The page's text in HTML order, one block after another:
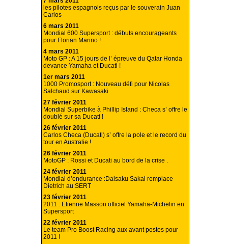
les pilotes espagnols reçus par le souverain Juan
Carlos
6 mars 2011
Mondial 600 Supersport : débuts encourageants
pour Florian Marino !
4 mars 2011
Moto GP : A 15 jours de l’ épreuve du Qatar Honda
devance Yamaha et Ducati !
1er mars 2011
1000 Promosport : Nouveau défi pour Nicolas
Salchaud sur Kawasaki
27 février 2011
Mondial Superbike à Phillip Island : Checa s’ offre le
doublé sur sa Ducati !
26 février 2011
Carlos Checa (Ducati) s’ offre la pole et le record du
tour en Australie !
26 février 2011
MotoGP : Rossi et Ducati au bord de la crise .
24 février 2011
Mondial d’endurance :Daisaku Sakai remplace
Dietrich au SERT
23 février 2011
2011 : Etienne Masson officiel Yamaha-Michelin en
Supersport
22 février 2011
Le team Pro Boost Racing aux avant postes pour
2011 !